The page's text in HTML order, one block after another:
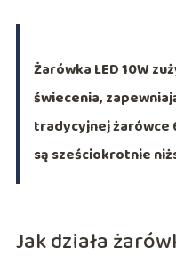
Żarówka LED 10W
świecenia,
tradycyjnej żarówce
są sześciokrotnie
Jak działa